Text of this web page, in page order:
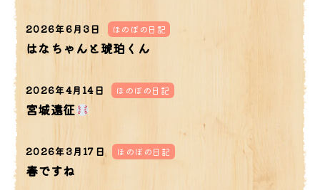
2026年6月3日 ほのぼの日記
はなちゃんと琥珀くん
2026年4月14日 ほのぼの日記
宮城遠征
2026年3月17日 ほのぼの日記
春ですね